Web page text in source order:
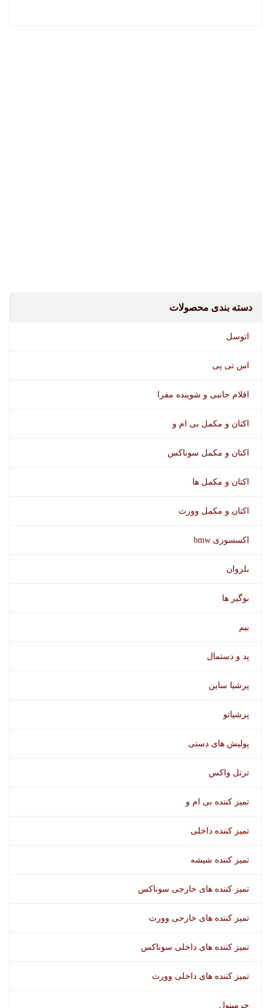
دسته بندی محصولات
اتوسل
اس تی پی
اقلام جانبی و شوینده مفرا
اکتان و مکمل بی ام و
اکتان و مکمل سوناکس
اکتان و مکمل ها
اکتان و مکمل وورث
اکسسوری bmw
بلزوان
بوگیر ها
بیم
پد و دستمال
پرشیا ساین
پرشیاتو
پولیش های دستی
ترتل واکس
تمیز کننده بی ام و
تمیز کننده داخلی
تمیز کننده شیشه
تمیز کننده های خارجی سوناکس
تمیز کننده های خارجی وورث
تمیز کننده های داخلی سوناکس
تمیز کننده های داخلی وورث
جرمینول